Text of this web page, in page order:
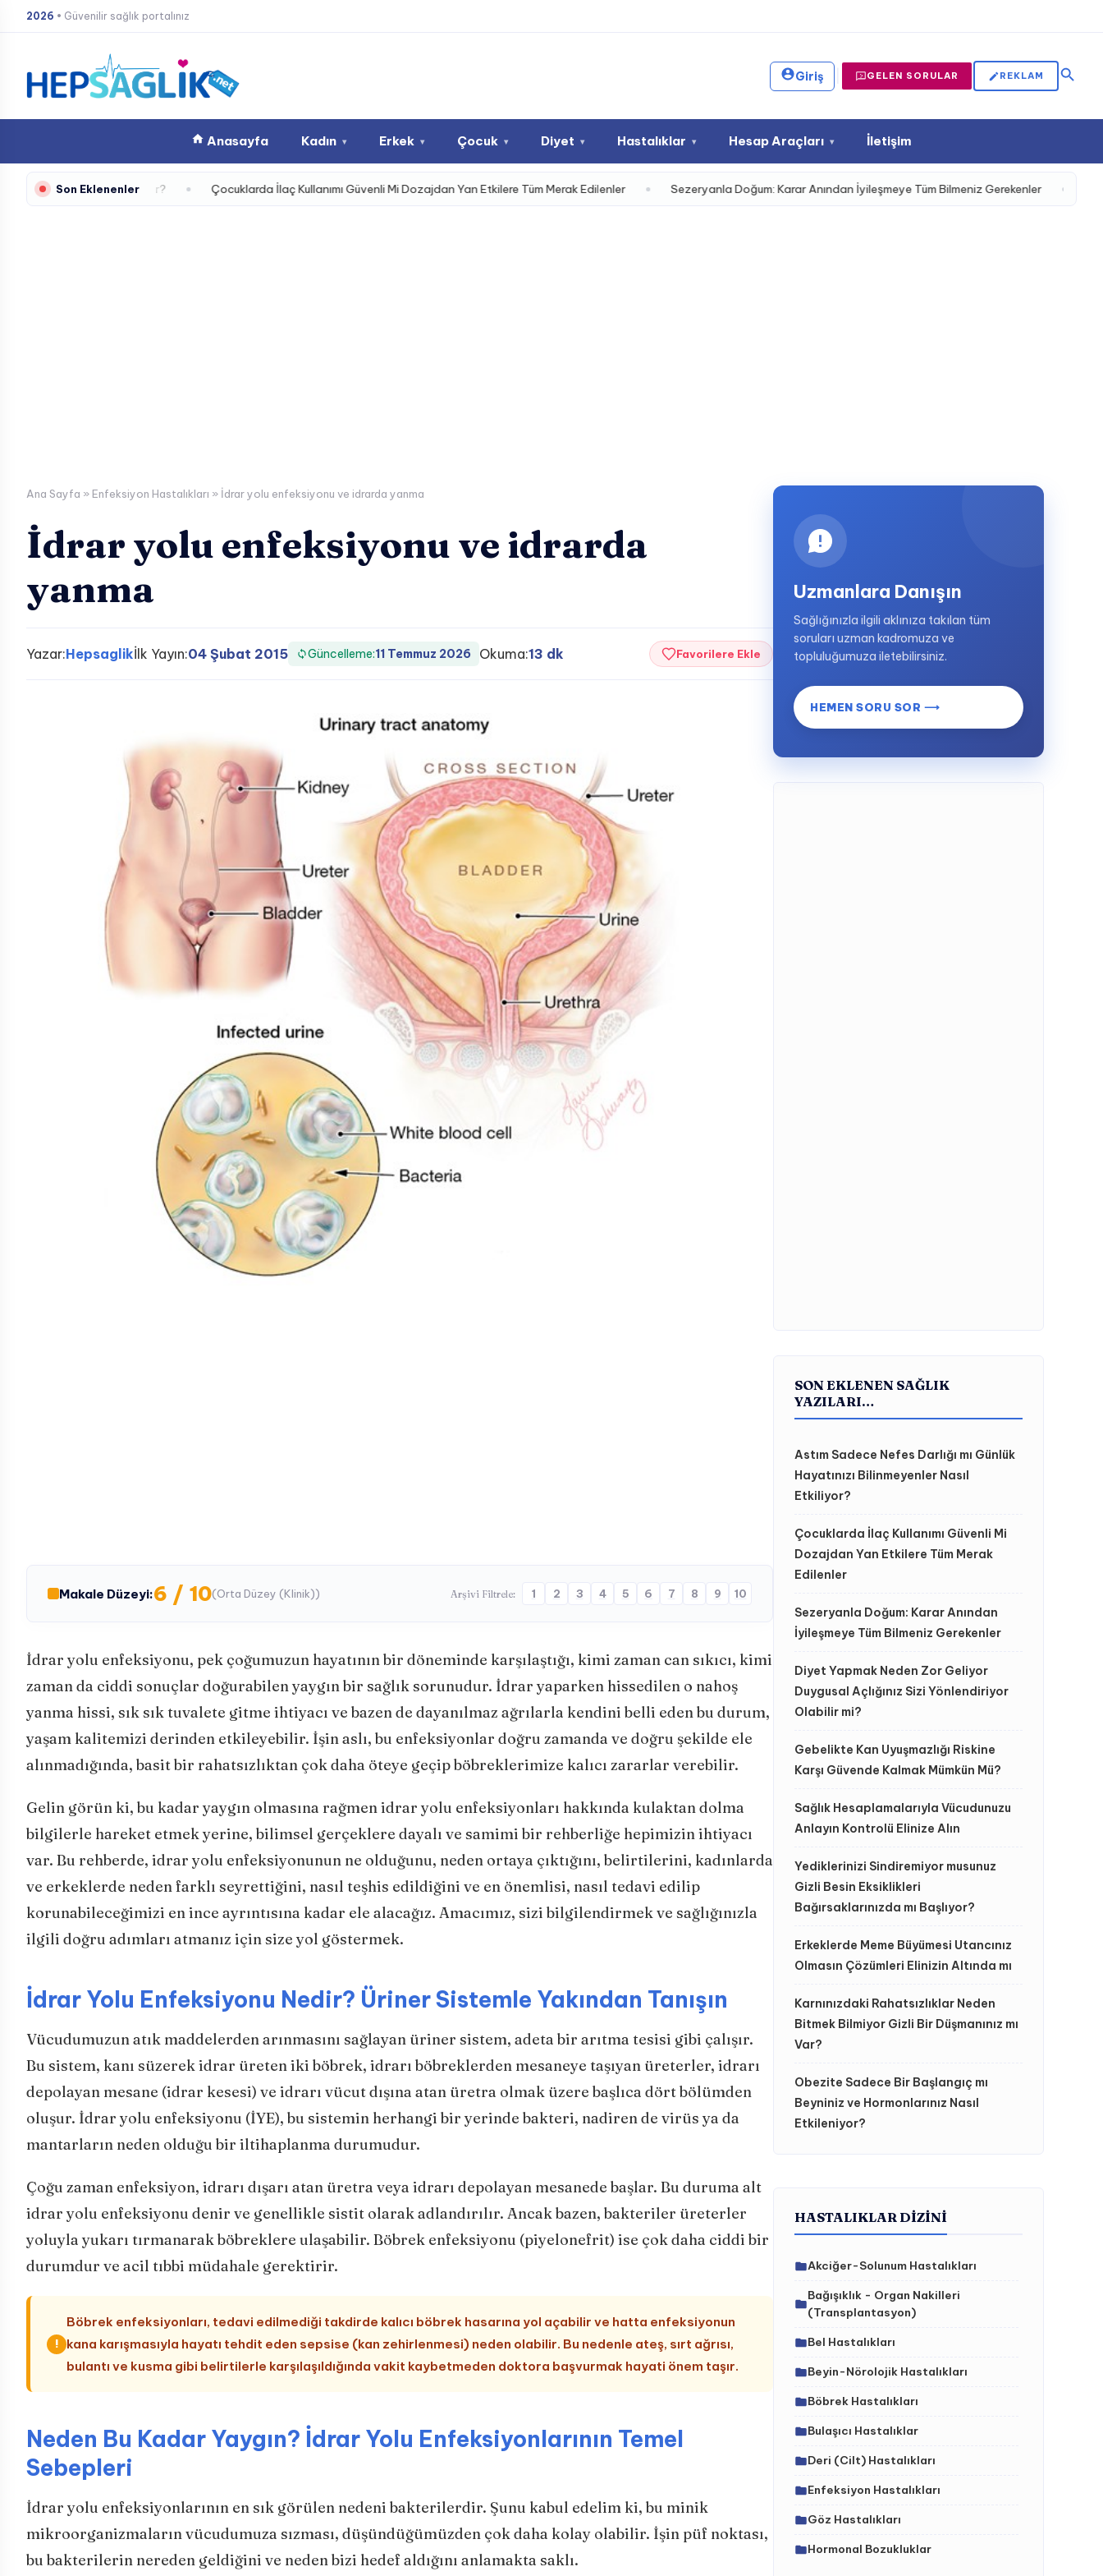
İçeriğe
2026 • Güvenilir sağlık portalınız
Giriş GELEN SORULAR REKLAM
Anasayfa Kadın ▾ Erkek ▾ Çocuk ▾ Diyet ▾ Hastalıklar ▾ Hesap Araçları ▾ İletişim
Son Eklenenler
Nasıl Etkiliyor? Çocuklarda İlaç Kullanımı Güvenli Mi Dozajdan Yan Etkilere Tüm Merak Edilenler Sezeryanla Doğum: Karar Anından İyileşmeye Tüm Bilmeniz Gerekenler Diyet Yapmak
Ana Sayfa » Enfeksiyon Hastalıkları » İdrar yolu enfeksiyonu ve idrarda yanma
İdrar yolu enfeksiyonu ve idrarda
yanma
Yazar:Hepsaglikİlk Yayın:04 Şubat 2015 Güncelleme:11 Temmuz 2026 Okuma:13 dk Favorilere Ekle
Makale Düzeyi:6 / 10(Orta Düzey (Klinik)) Arşivi Filtrele: 1 2 3 4 5 6 7 8 9 10
İdrar yolu enfeksiyonu, pek çoğumuzun hayatının bir döneminde karşılaştığı, kimi zaman can sıkıcı, kimi
zaman da ciddi sonuçlar doğurabilen yaygın bir sağlık sorunudur. İdrar yaparken hissedilen o nahoş
yanma hissi, sık sık tuvalete gitme ihtiyacı ve bazen de dayanılmaz ağrılarla kendini belli eden bu durum,
yaşam kalitemizi derinden etkileyebilir. İşin aslı, bu enfeksiyonlar doğru zamanda ve doğru şekilde ele
alınmadığında, basit bir rahatsızlıktan çok daha öteye geçip böbreklerimize kalıcı zararlar verebilir.
Gelin görün ki, bu kadar yaygın olmasına rağmen idrar yolu enfeksiyonları hakkında kulaktan dolma
bilgilerle hareket etmek yerine, bilimsel gerçeklere dayalı ve samimi bir rehberliğe hepimizin ihtiyacı
var. Bu rehberde, idrar yolu enfeksiyonunun ne olduğunu, neden ortaya çıktığını, belirtilerini, kadınlarda
ve erkeklerde neden farklı seyrettiğini, nasıl teşhis edildiğini ve en önemlisi, nasıl tedavi edilip
korunabileceğimizi en ince ayrıntısına kadar ele alacağız. Amacımız, sizi bilgilendirmek ve sağlığınızla
ilgili doğru adımları atmanız için size yol göstermek.
İdrar Yolu Enfeksiyonu Nedir? Üriner Sistemle Yakından Tanışın
Vücudumuzun atık maddelerden arınmasını sağlayan üriner sistem, adeta bir arıtma tesisi gibi çalışır.
Bu sistem, kanı süzerek idrar üreten iki böbrek, idrarı böbreklerden mesaneye taşıyan üreterler, idrarı
depolayan mesane (idrar kesesi) ve idrarı vücut dışına atan üretra olmak üzere başlıca dört bölümden
oluşur. İdrar yolu enfeksiyonu (İYE), bu sistemin herhangi bir yerinde bakteri, nadiren de virüs ya da
mantarların neden olduğu bir iltihaplanma durumudur.
Çoğu zaman enfeksiyon, idrarı dışarı atan üretra veya idrarı depolayan mesanede başlar. Bu duruma alt
idrar yolu enfeksiyonu denir ve genellikle sistit olarak adlandırılır. Ancak bazen, bakteriler üreterler
yoluyla yukarı tırmanarak böbreklere ulaşabilir. Böbrek enfeksiyonu (piyelonefrit) ise çok daha ciddi bir
durumdur ve acil tıbbi müdahale gerektirir.
!
Böbrek enfeksiyonları, tedavi edilmediği takdirde kalıcı böbrek hasarına yol açabilir ve hatta enfeksiyonun
kana karışmasıyla hayatı tehdit eden sepsise (kan zehirlenmesi) neden olabilir. Bu nedenle ateş, sırt ağrısı,
bulantı ve kusma gibi belirtilerle karşılaşıldığında vakit kaybetmeden doktora başvurmak hayati önem taşır.
Neden Bu Kadar Yaygın? İdrar Yolu Enfeksiyonlarının Temel
Sebepleri
İdrar yolu enfeksiyonlarının en sık görülen nedeni bakterilerdir. Şunu kabul edelim ki, bu minik
mikroorganizmaların vücudumuza sızması, düşündüğümüzden çok daha kolay olabilir. İşin püf noktası,
bu bakterilerin nereden geldiğini ve neden bizi hedef aldığını anlamakta saklı.
Uzmanlara Danışın
Sağlığınızla ilgili aklınıza takılan tüm
soruları uzman kadromuza ve
topluluğumuza iletebilirsiniz.
HEMEN SORU SOR ⟶
SON EKLENEN SAĞLIK
YAZILARI…
Astım Sadece Nefes Darlığı mı Günlük
Hayatınızı Bilinmeyenler Nasıl
Etkiliyor?
Çocuklarda İlaç Kullanımı Güvenli Mi
Dozajdan Yan Etkilere Tüm Merak
Edilenler
Sezeryanla Doğum: Karar Anından
İyileşmeye Tüm Bilmeniz Gerekenler
Diyet Yapmak Neden Zor Geliyor
Duygusal Açlığınız Sizi Yönlendiriyor
Olabilir mi?
Gebelikte Kan Uyuşmazlığı Riskine
Karşı Güvende Kalmak Mümkün Mü?
Sağlık Hesaplamalarıyla Vücudunuzu
Anlayın Kontrolü Elinize Alın
Yediklerinizi Sindiremiyor musunuz
Gizli Besin Eksiklikleri
Bağırsaklarınızda mı Başlıyor?
Erkeklerde Meme Büyümesi Utancınız
Olmasın Çözümleri Elinizin Altında mı
Karnınızdaki Rahatsızlıklar Neden
Bitmek Bilmiyor Gizli Bir Düşmanınız mı
Var?
Obezite Sadece Bir Başlangıç mı
Beyniniz ve Hormonlarınız Nasıl
Etkileniyor?
HASTALIKLAR DIZINI
Akciğer-Solunum Hastalıkları
Bağışıklık - Organ Nakilleri
(Transplantasyon)
Bel Hastalıkları
Beyin-Nörolojik Hastalıkları
Böbrek Hastalıkları
Bulaşıcı Hastalıklar
Deri (Cilt) Hastalıkları
Enfeksiyon Hastalıkları
Göz Hastalıkları
Hormonal Bozukluklar